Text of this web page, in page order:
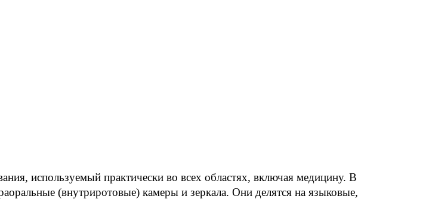
используемый практически во всех областях, включая медицину. В
(внутриротовые) камеры и зеркала. Они делятся на языковые,